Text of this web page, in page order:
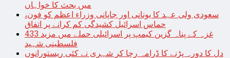
میں بحث کا خواہاں
سعودی ولی عہد کا یونانی اور جاپانی وزراء اعظم کو فون،
حماس اسرائیل کشیدگی کم کرانے پر اتفاق
غزہ کے پناہ گزین کیمپ پر اسرائیلی حملے میں مزید 433
فلسطینی شہید
دل کا دورہ پڑنے کا ڈرامہ رچا کر شہری نے کئی ریستورانوں